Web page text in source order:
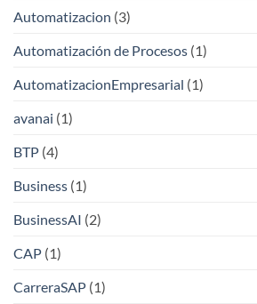
Automatizacion (3)
Automatización de Procesos (1)
AutomatizacionEmpresarial (1)
avanai (1)
BTP (4)
Business (1)
BusinessAI (2)
CAP (1)
CarreraSAP (1)